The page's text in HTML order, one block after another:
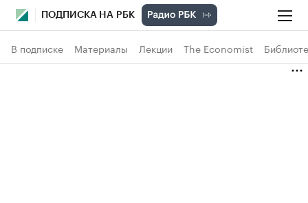
ПОДПИСКА НА РБК
В подписке Материалы Лекции The Economist